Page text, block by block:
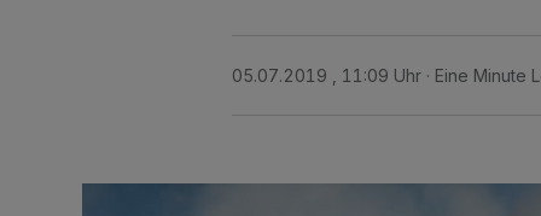
05.07.2019 , 11:09 Uhr Eine Minute